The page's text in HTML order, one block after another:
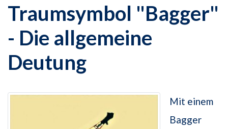
Traumsymbol "Bagger"
- Die allgemeine
Deutung
Mit einem
Bagger